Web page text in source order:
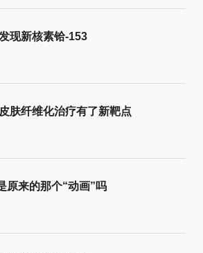
现新核素铪-153
肤纤维化治疗有了新靶点
原来的那个“动画”吗